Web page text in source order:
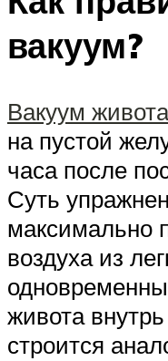
вакуум?
Вакуум
на пустой
часа после
Суть
максимально
воздуха из
живота
строится